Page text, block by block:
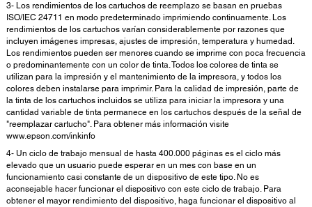
3- Los rendimientos de los cartuchos de reemplazo se basan en pruebas
ISO/IEC 24711 en modo predeterminado imprimiendo continuamente. Los
rendimientos de los cartuchos varían considerablemente por razones que
incluyen imágenes impresas, ajustes de impresión, temperatura y humedad.
Los rendimientos pueden ser menores cuando se imprime con poca frecuencia
o predominantemente con un color de tinta. Todos los colores de tinta se
utilizan para la impresión y el mantenimiento de la impresora, y todos los
colores deben instalarse para imprimir. Para la calidad de impresión, parte de
la tinta de los cartuchos incluidos se utiliza para iniciar la impresora y una
cantidad variable de tinta permanece en los cartuchos después de la señal de
"reemplazar cartucho". Para obtener más información visite
www.epson.com/inkinfo
4- Un ciclo de trabajo mensual de hasta 400.000 páginas es el ciclo más
elevado que un usuario puede esperar en un mes con base en un
funcionamiento casi constante de un dispositivo de este tipo. No es
aconsejable hacer funcionar el dispositivo con este ciclo de trabajo. Para
obtener el mayor rendimiento del dispositivo, haga funcionar el dispositivo al